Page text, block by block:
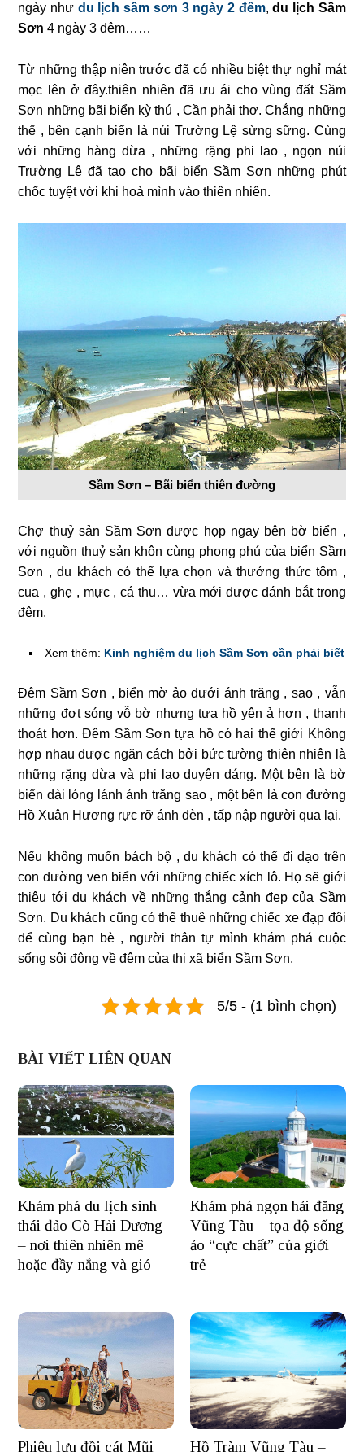
ngày như du lịch sầm sơn 3 ngày 2 đêm,du lịch Sầm
Sơn 4 ngày 3 đêm……
Từ những thập niên trước đã có nhiều biệt thự nghỉ mát
mọc lên ở đây.thiên nhiên đã ưu ái cho vùng đất Sầm
Sơn những bãi biển kỳ thú , Cần phải thơ. Chẳng những
thế , bên cạnh biển là núi Trường Lệ sừng sững. Cùng
với những hàng dừa , những rặng phi lao , ngọn núi
Trường Lê đã tạo cho bãi biển Sầm Sơn những phút
chốc tuyệt vời khi hoà mình vào thiên nhiên.
Sầm Sơn – Bãi biển thiên đường
Chợ thuỷ sản Sầm Sơn được họp ngay bên bờ biển ,
với nguồn thuỷ sản khôn cùng phong phú của biển Sầm
Sơn , du khách có thể lựa chọn và thưởng thức tôm ,
cua , ghẹ , mực , cá thu… vừa mới được đánh bắt trong
đêm.
Xem thêm: Kinh nghiệm du lịch Sầm Sơn cần phải biết
Đêm Sầm Sơn , biển mờ ảo dưới ánh trăng , sao , vẫn
những đợt sóng vỗ bờ nhưng tựa hồ yên ả hơn , thanh
thoát hơn. Đêm Sầm Sơn tựa hồ có hai thế giới Không
hợp nhau được ngăn cách bởi bức tường thiên nhiên là
những rặng dừa và phi lao duyên dáng. Một bên là bờ
biển dài lóng lánh ánh trăng sao , một bên là con đường
Hồ Xuân Hương rực rỡ ánh đèn , tấp nập người qua lại.
Nếu không muốn bách bộ , du khách có thể đi dạo trên
con đường ven biển với những chiếc xích lô. Họ sẽ giới
thiệu tới du khách về những thắng cảnh đẹp của Sầm
Sơn. Du khách cũng có thể thuê những chiếc xe đạp đôi
để cùng bạn bè , người thân tự mình khám phá cuộc
sống sôi động về đêm của thị xã biển Sầm Sơn.
5/5 - (1 bình chọn)
BÀI VIẾT LIÊN QUAN
Khám phá du lịch sinh
thái đảo Cò Hải Dương
– nơi thiên nhiên mê
hoặc đầy nắng và gió
Khám phá ngọn hải đăng
Vũng Tàu – tọa độ sống
ảo “cực chất” của giới
trẻ
Phiêu lưu đồi cát Mũi Hồ Tràm Vũng Tàu –